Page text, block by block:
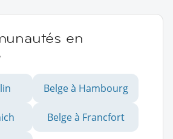
en
Belge à Hambourg
Belge à Francfort